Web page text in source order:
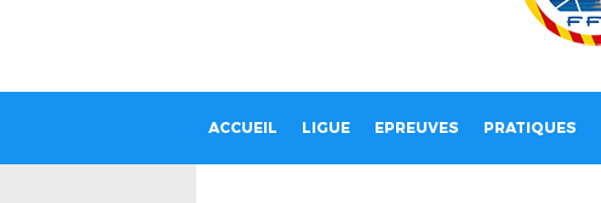
ACCUEIL LIGUE EPREUVES PRATIQUES